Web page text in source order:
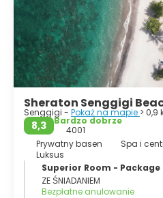
Sheraton Senggigi
Senggigi - Pokaż na mapie > 0,9
8,3
Bardzo dobrze
4001
Prywatny basen
Spa i
Luksus
Superior Room - Package
ZE ŚNIADANIEM
Bezpłatne anulowanie